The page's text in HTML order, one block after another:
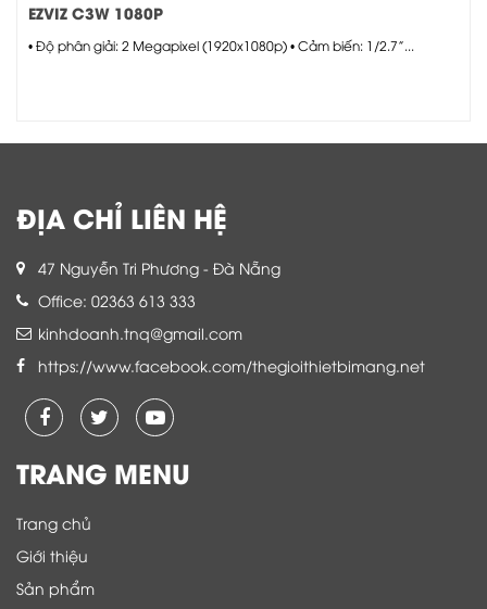
EZVIZ C3W 1080P
• Độ phân giải: 2 Megapixel (1920x1080p) • Cảm biến: 1/2.7”...
ĐỊA CHỈ LIÊN HỆ
47 Nguyễn Tri Phương - Đà Nẵng
Office: 02363 613 333
kinhdoanh.tnq@gmail.com
https://www.facebook.com/thegioithietbimang.net
TRANG MENU
Trang chủ
Giới thiệu
Sản phẩm